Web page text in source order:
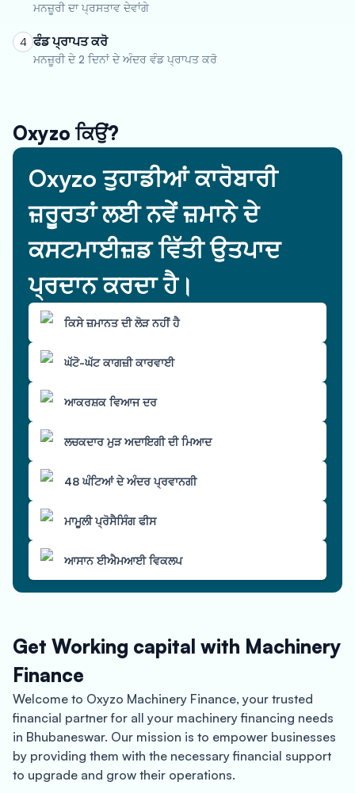
ਮਨਜ਼ੂਰੀ ਦਾ ਪ੍ਰਸਤਾਵ ਦੇਵਾਂਗੇ
4 ਫੰਡ ਪ੍ਰਾਪਤ ਕਰੋ
ਮਨਜ਼ੂਰੀ ਦੇ 2 ਦਿਨਾਂ ਦੇ ਅੰਦਰ ਵੰਡ ਪ੍ਰਾਪਤ ਕਰੋ
Oxyzo ਕਿਉਂ?
Oxyzo ਤੁਹਾਡੀਆਂ ਕਾਰੋਬਾਰੀ
ਜ਼ਰੂਰਤਾਂ ਲਈ ਨਵੇਂ ਜ਼ਮਾਨੇ ਦੇ
ਕਸਟਮਾਈਜ਼ਡ ਵਿੱਤੀ ਉਤਪਾਦ
ਪ੍ਰਦਾਨ ਕਰਦਾ ਹੈ।
ਕਿਸੇ ਜ਼ਮਾਨਤ ਦੀ ਲੋੜ ਨਹੀਂ ਹੈ
ਘੱਟੋ-ਘੱਟ ਕਾਗਜ਼ੀ ਕਾਰਵਾਈ
ਆਕਰਸ਼ਕ ਵਿਆਜ ਦਰ
ਲਚਕਦਾਰ ਮੁੜ ਅਦਾਇਗੀ ਦੀ ਮਿਆਦ
48 ਘੰਟਿਆਂ ਦੇ ਅੰਦਰ ਪ੍ਰਵਾਨਗੀ
ਮਾਮੂਲੀ ਪ੍ਰੋਸੈਸਿੰਗ ਫੀਸ
ਆਸਾਨ ਈਐਮਆਈ ਵਿਕਲਪ
Get Working capital with Machinery
Finance
Welcome to Oxyzo Machinery Finance, your trusted
financial partner for all your machinery financing needs
in Bhubaneswar. Our mission is to empower businesses
by providing them with the necessary financial support
to upgrade and grow their operations.